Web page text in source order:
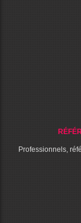
Professionnels,